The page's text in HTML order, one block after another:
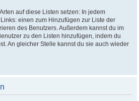
auf diese Listen setzen: In jedem
einen zum Hinzufügen zur Liste der
des Benutzers. Außerdem kannst du im
zu den Listen hinzufügen, indem du
An gleicher Stelle kannst du sie auch wieder